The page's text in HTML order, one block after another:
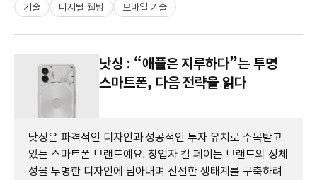
기술 디지털 웰빙 모바일 기술
낫싱 : “애플은 지루하다”는 투명
스마트폰, 다음 전략을 읽다
낫싱은 파격적인 디자인과 성공적인 투자 유치로 주목받고
있는 스마트폰 브랜드예요. 창업자 칼 페이는 브랜드의 정체
성을 투명한 디자인에 담아내며 신선한 생태계를 구축하려